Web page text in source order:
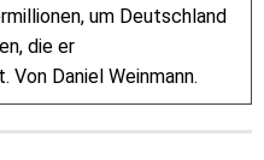
um Deutschland
die er
Daniel Weinmann.